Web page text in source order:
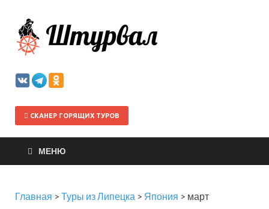
СКАНЕР ГОРЯЩИХ ТУРОВ
МЕНЮ
Главная > Туры из Липецка > Япония > март